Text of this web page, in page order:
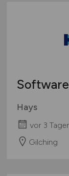
Hays
vor 3
Gilching